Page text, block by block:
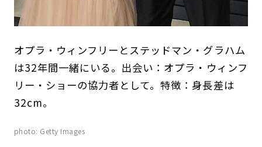
オプラ・ウィンフリーとステッドマン・グラハム
は32年間一緒にいる。出会い：オプラ・ウィンフ
リー・ショーの協力者として。特徴：身長差は
32cm。
photo: Getty Images